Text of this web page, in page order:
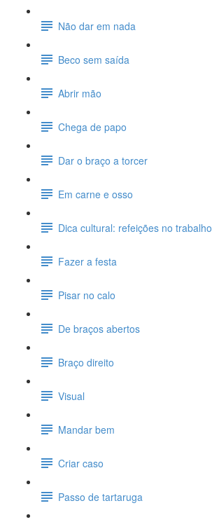
Não dar em nada
Beco sem saída
Abrir mão
Chega de papo
Dar o braço a torcer
Em carne e osso
Dica cultural: refeições no trabalho
Fazer a festa
Pisar no calo
De braços abertos
Braço direito
Visual
Mandar bem
Criar caso
Passo de tartaruga